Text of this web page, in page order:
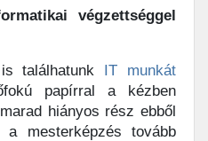
végzettséggel
találhatunk IT munkát
papírral a kézben
hiányos rész ebből
a mesterképzés tovább